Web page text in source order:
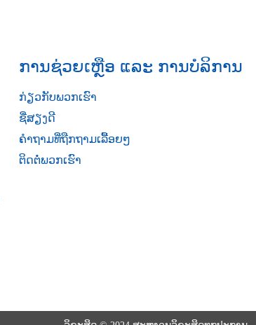
ການຊ່ວຍເຫຼືອ ແລະ ການບໍລິການ
ກ່ຽວກັບພວກເຮົາ
ຊື່ສຽງດີ
ຄຳຖາມທີ່ຖືກຖາມເລື້ອຍໆ
ຕິດຕໍ່ພວກເຮົາ